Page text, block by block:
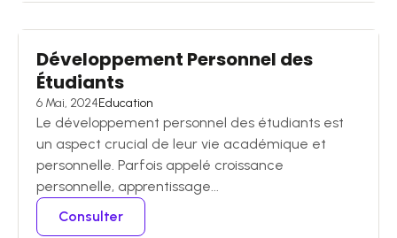
Développement Personnel des
Étudiants
6 Mai, 2024Education
Le développement personnel des étudiants est
un aspect crucial de leur vie académique et
personnelle. Parfois appelé croissance
personnelle, apprentissage...
Consulter